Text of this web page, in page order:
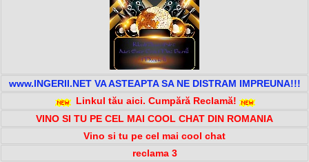
www.INGERII.NET VA ASTEAPTA SA NE DISTRAM IMPREUNA!!!
Linkul tău aici. Cumpără Reclamă!
VINO SI TU PE CEL MAI COOL CHAT DIN ROMANIA
Vino si tu pe cel mai cool chat
reclama 3